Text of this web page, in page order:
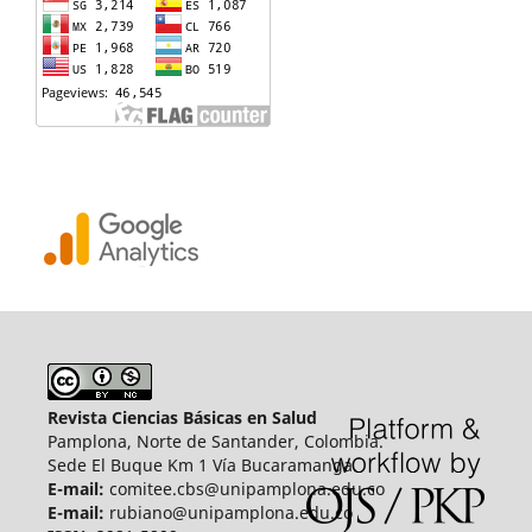
Revista Ciencias Básicas en Salud
Pamplona, Norte de Santander, Colombia.
Sede El Buque Km 1 Vía Bucaramanga.
E-mail: comitee.cbs@unipamplona.edu.co
E-mail: rubiano@unipamplona.edu.co